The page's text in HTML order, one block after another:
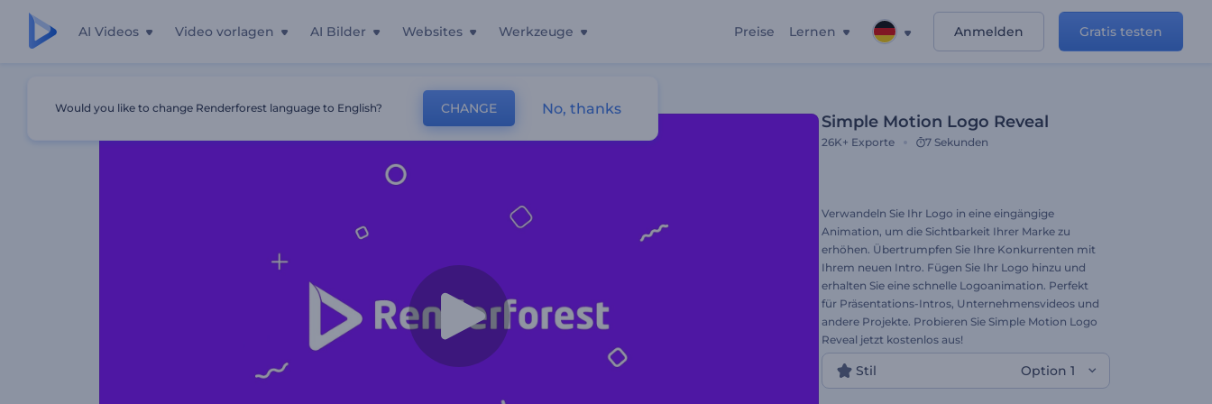
AI Videos Video vorlagen AI Bilder Websites Werkzeuge Preise Lernen Anmelden Gratis testen
Simple Motion Logo Reveal
26K+ Exporte 7 Sekunden
Verwandeln Sie Ihr Logo in eine eingängige
Animation, um die Sichtbarkeit Ihrer Marke zu
erhöhen. Übertrumpfen Sie Ihre Konkurrenten mit
Ihrem neuen Intro. Fügen Sie Ihr Logo hinzu und
erhalten Sie eine schnelle Logoanimation. Perfekt
für Präsentations-Intros, Unternehmensvideos und
andere Projekte. Probieren Sie Simple Motion Logo
Reveal jetzt kostenlos aus!
Stil Option 1
Would you like to change Renderforest language to English? CHANGE No, thanks